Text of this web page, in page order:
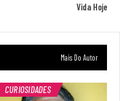
Vida Hoje
Mais Do Autor
CURIOSIDADES